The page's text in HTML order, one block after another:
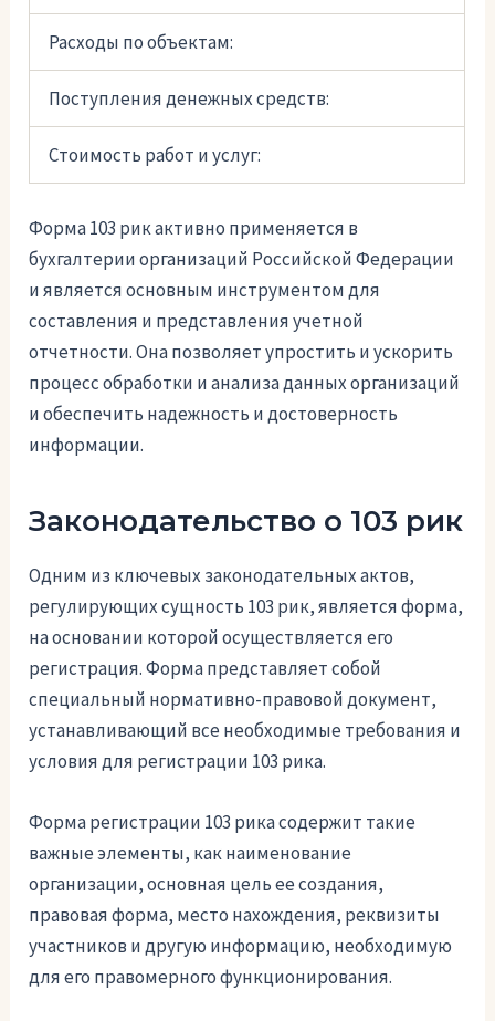
Расходы по объектам:
Поступления денежных средств:
Стоимость работ и услуг:
Форма 103 рик активно применяется в
бухгалтерии организаций Российской Федерации
и является основным инструментом для
составления и представления учетной
отчетности. Она позволяет упростить и ускорить
процесс обработки и анализа данных организаций
и обеспечить надежность и достоверность
информации.
Законодательство о 103 рик
Одним из ключевых законодательных актов,
регулирующих сущность 103 рик, является форма,
на основании которой осуществляется его
регистрация. Форма представляет собой
специальный нормативно-правовой документ,
устанавливающий все необходимые требования и
условия для регистрации 103 рика.
Форма регистрации 103 рика содержит такие
важные элементы, как наименование
организации, основная цель ее создания,
правовая форма, место нахождения, реквизиты
участников и другую информацию, необходимую
для его правомерного функционирования.